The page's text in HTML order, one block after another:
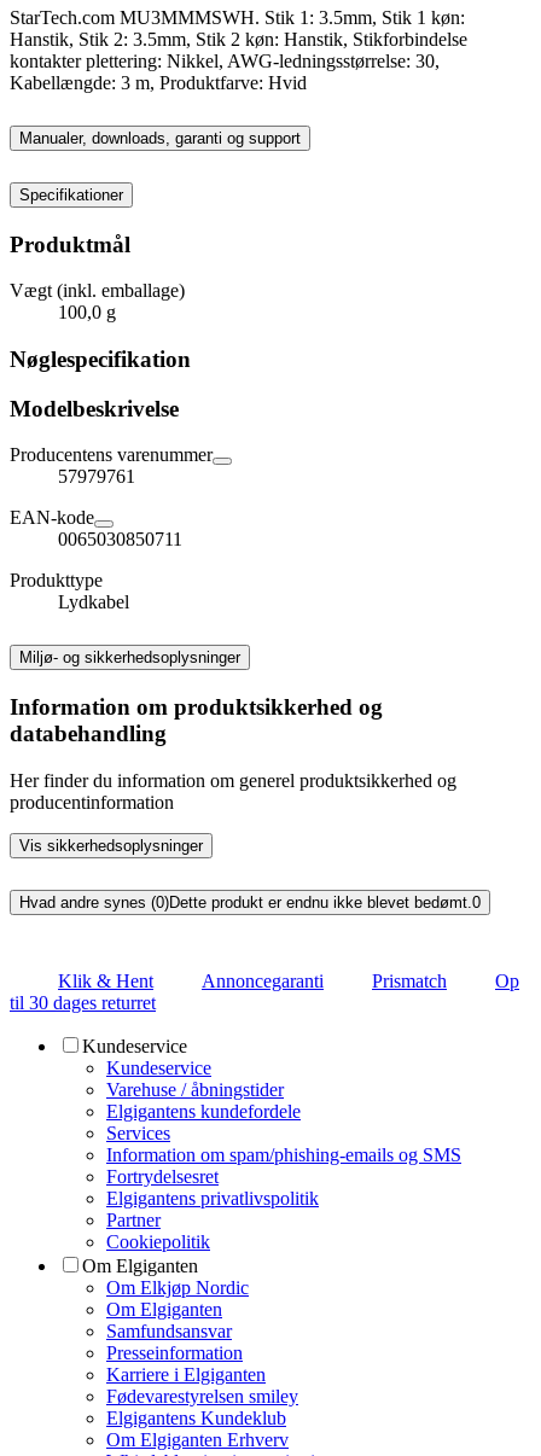
StarTech.com MU3MMMSWH. Stik 1: 3.5mm, Stik 1 køn:
Hanstik, Stik 2: 3.5mm, Stik 2 køn: Hanstik, Stikforbindelse
kontakter plettering: Nikkel, AWG-ledningsstørrelse: 30,
Kabellængde: 3 m, Produktfarve: Hvid
Manualer, downloads, garanti og support
Specifikationer
Produktmål
Vægt (inkl. emballage)
100,0 g
Nøglespecifikation
Modelbeskrivelse
Producentens varenummer
57979761
EAN-kode
0065030850711
Produkttype
Lydkabel
Miljø- og sikkerhedsoplysninger
Information om produktsikkerhed og
databehandling
Her finder du information om generel produktsikkerhed og
producentinformation
Vis sikkerhedsoplysninger
Hvad andre synes (0)Dette produkt er endnu ikke blevet bedømt. 0
Klik & Hent Annoncegaranti Prismatch
Op
til 30 dages returret
Kundeservice
Kundeservice
Varehuse / åbningstider
Elgigantens kundefordele
Services
Information om spam/phishing-emails og SMS
Fortrydelsesret
Elgigantens privatlivspolitik
Partner
Cookiepolitik
Om Elgiganten
Om Elkjøp Nordic
Om Elgiganten
Samfundsansvar
Presseinformation
Karriere i Elgiganten
Fødevarestyrelsen smiley
Elgigantens Kundeklub
Om Elgiganten Erhverv